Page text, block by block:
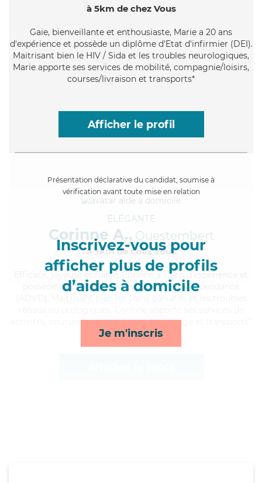
à 5km de chez Vous
Gaie, bienveillante et enthousiaste, Marie a 20 ans
d'expérience et possède un diplôme d'Etat d'infirmier (DEI).
Maitrisant bien le HIV / Sida et les troubles neurologiques,
Marie apporte ses services de mobilité, compagnie/loisirs,
courses/livraison et transports*
Afficher le profil
Présentation déclarative du candidat, soumise à
vérification avant toute mise en relation
Inscrivez-vous pour
afficher plus de profils
d’aides à domicile
Je m'inscris
ÉLÉGANTE
Corinne A., Questembert
à 5km de chez Vous
, joyeuse et fiable, Corinne a 7 ans d'expérience et
possède un diplôme d'Assistante De Vie Dépendance
activités, courses/livraison, lessive/repassage et transports*